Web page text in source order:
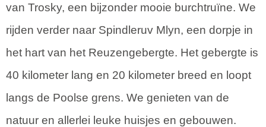
van Trosky, een bijzonder mooie burchtruïne. We
rijden verder naar Spindleruv Mlyn, een dorpje in
het hart van het Reuzengebergte. Het gebergte is
40 kilometer lang en 20 kilometer breed en loopt
langs de Poolse grens. We genieten van de
natuur en allerlei leuke huisjes en gebouwen.